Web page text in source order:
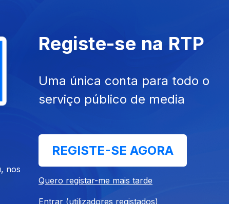
Marques
catedrático de Filosofia e um dos pioneiros
praticamente toda a vida politica de
nos
Registe-se na RTP
Uma única conta para todo o
serviço público de media
REGISTE-SE AGORA
Quero registar-me mais tarde
Entrar (utilizadores registados)